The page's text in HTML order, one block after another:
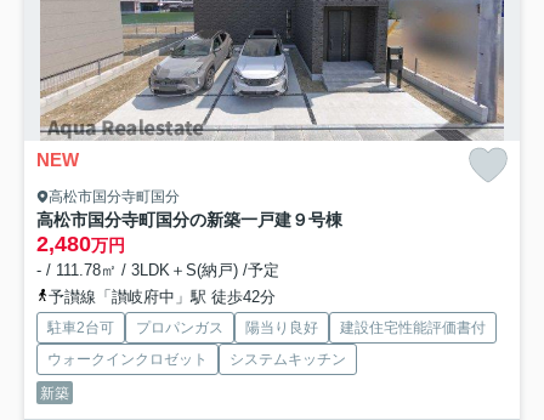
NEW
高松市国分寺町国分
高松市国分寺町国分の新築一戸建９号棟
2,480万円
- / 111.78㎡ / 3LDK＋S(納戸) /予定
予讃線「讃岐府中」駅 徒歩42分
駐車2台可 プロパンガス 陽当り良好
建設住宅性能評価書付
ウォークインクロゼット
システムキッチン
新築